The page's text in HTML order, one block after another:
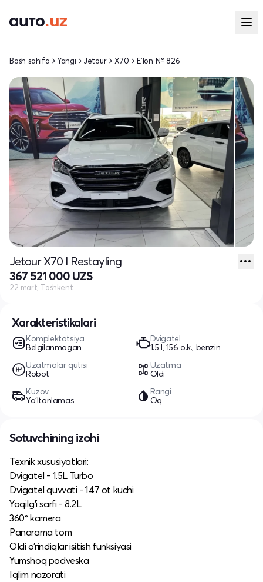
Xarakteristikalari
Komplektatsiya
Belgilanmagan
Dvigatel
1.5 l, 156 o.k., benzin
Uzatmalar qutisi
Robot
Uzatma
Oldi
Kuzov
Yo‘ltanlamas
Rangi
Oq
Bosh sahifa Yangi Jetour X70 E'lon № 826
Jetour X70 I Restayling
367 521 000 UZS
22 mart, Toshkent
Sotuvchining izohi
Texnik xususiyatlari:
Dvigatel - 1.5L Turbo
Dvigatel quvvati - 147 ot kuchi
Yoqilg’i sarfi - 8.2L
360° kamera
Panarama tom
Oldi o’rindiqlar isitish funksiyasi
Yumshoq podveska
Iqlim nazorati